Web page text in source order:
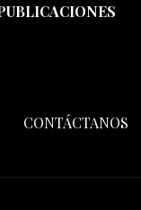
CONTÁCTANOS